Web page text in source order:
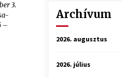
3.
–
Archívum
2026. augusztus
2026. július